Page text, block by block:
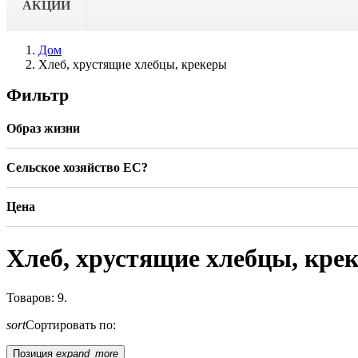
АКЦИИ
Дом
Хлеб, хрустящие хлебцы, крекеры
Фильтр
Образ жизни
Сельское хозяйство ЕС?
Цена
Хлеб, хрустящие хлебцы,
Товаров: 9.
sortСортировать по:
Позиция expand_more